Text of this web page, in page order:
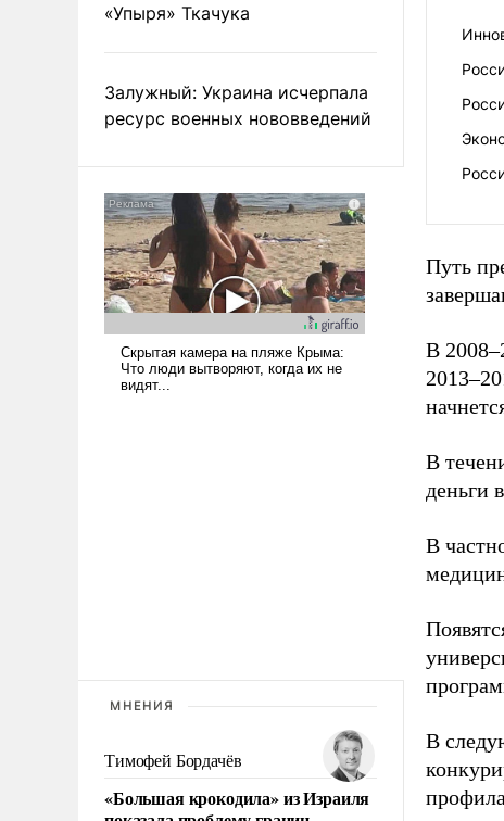
«Упыря» Ткачука
Залужный: Украина исчерпала
ресурс военных нововведений
МНЕНИЯ
Тимофей Бордачёв
«Большая крокодила» из Израиля
Путь
В
В
деньги
В
В